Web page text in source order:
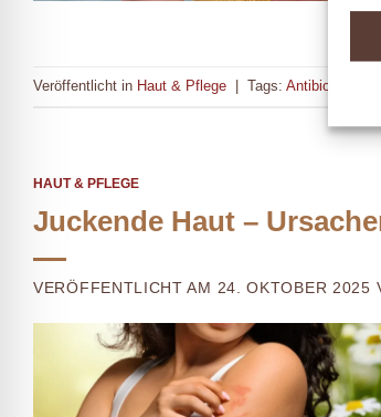
Veröffentlicht in Haut & Pflege Tags: Antibiotika
HAUT & PFLEGE
Juckende Haut –
VERÖFFENTLICHT AM 24. OKTOBER 2025